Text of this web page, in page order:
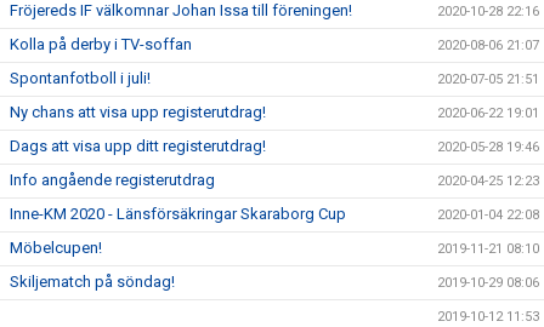
Fröjereds IF välkomnar Johan Issa till föreningen! 2020-10-28 22:16
Kolla på derby i TV-soffan 2020-08-06 21:07
Spontanfotboll i juli! 2020-07-05 21:51
Ny chans att visa upp registerutdrag! 2020-06-22 19:01
Dags att visa upp ditt registerutdrag! 2020-05-28 19:46
Info angående registerutdrag 2020-04-25 12:23
Inne-KM 2020 - Länsförsäkringar Skaraborg Cup 2020-01-04 22:08
Möbelcupen! 2019-11-21 08:10
Skiljematch på söndag! 2019-10-29 08:06
2019-10-12 11:53